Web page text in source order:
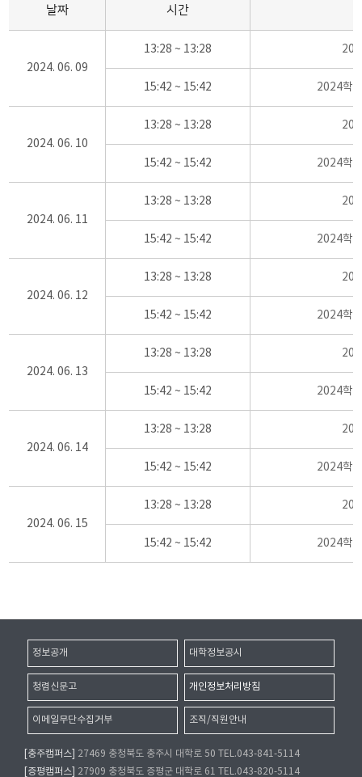
날짜 시간
2024. 06. 09
13:28 ~ 13:28
15:42 ~ 15:42 2024학
2024. 06. 10
13:28 ~ 13:28
15:42 ~ 15:42 2024학
2024. 06. 11
13:28 ~ 13:28
15:42 ~ 15:42 2024학
2024. 06. 12
13:28 ~ 13:28
15:42 ~ 15:42 2024학
2024. 06. 13
13:28 ~ 13:28
15:42 ~ 15:42 2024학
2024. 06. 14
13:28 ~ 13:28
15:42 ~ 15:42 2024학
2024. 06. 15
13:28 ~ 13:28
15:42 ~ 15:42 2024학
정보공개 대학정보공시
청렴신문고 개인정보처리방침
이메일무단수집거부 조직/직원안내
[충주캠퍼스]
27469 충청북도 충주시 대학로 50 TEL.043-841-5114
[증평캠퍼스]
27909 충청북도 증평군 대학로 61 TEL.043-820-5114